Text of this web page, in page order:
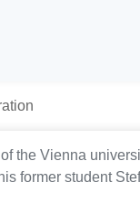
the Vienna
former student